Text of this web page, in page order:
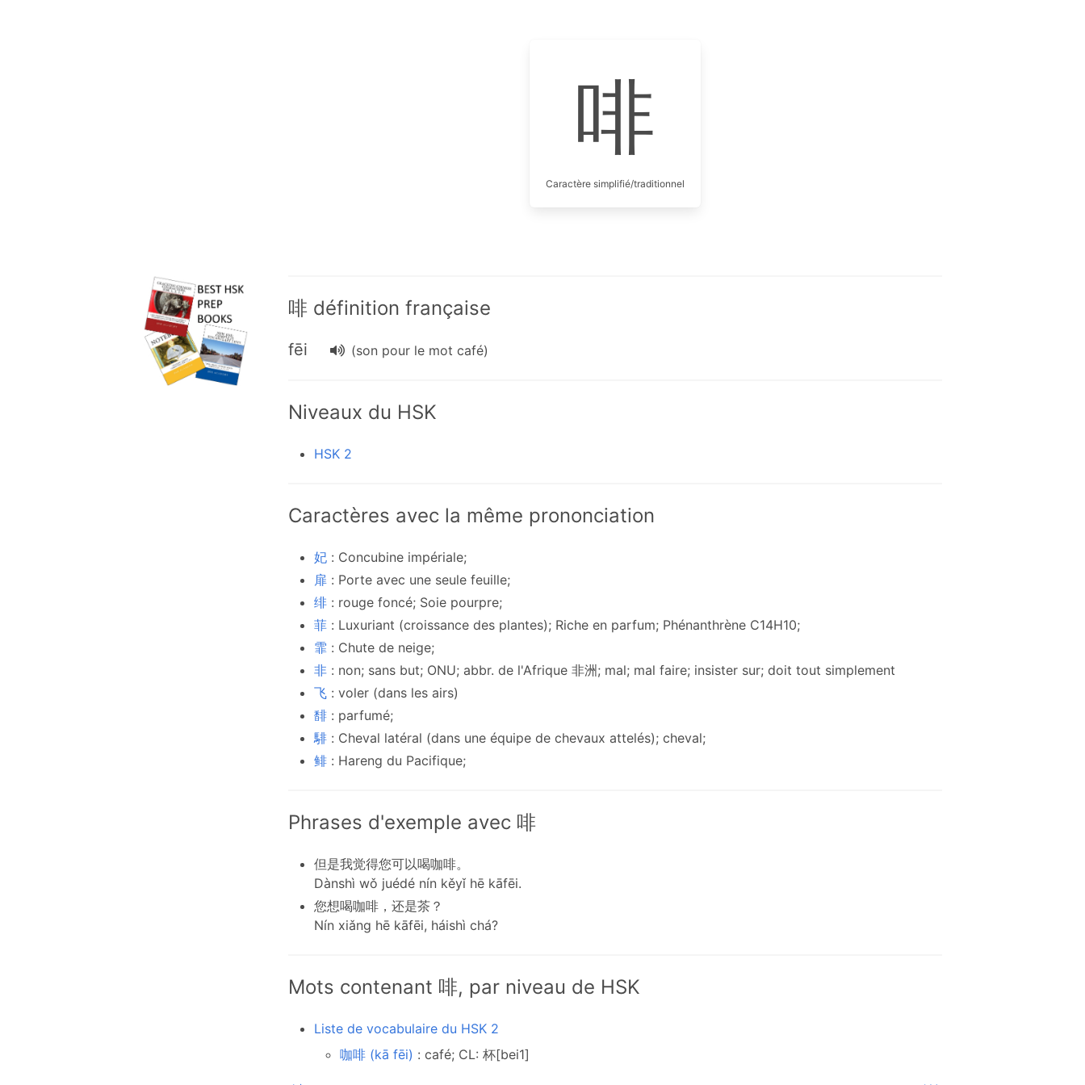
啡
Caractère simplifié/traditionnel
啡 définition française
fēi (son pour le mot café)
Niveaux du HSK
HSK 2
Caractères avec la même prononciation
妃 : Concubine impériale;
扉 : Porte avec une seule feuille;
绯 : rouge foncé; Soie pourpre;
菲 : Luxuriant (croissance des plantes); Riche en parfum; Phénanthrène C14H10;
霏 : Chute de neige;
非 : non; sans but; ONU; abbr. de l'Afrique 非洲; mal; mal faire; insister sur; doit tout simplement
飞 : voler (dans les airs)
馡 : parfumé;
騑 : Cheval latéral (dans une équipe de chevaux attelés); cheval;
鲱 : Hareng du Pacifique;
Phrases d'exemple avec 啡
但是我觉得您可以喝咖啡。
Dànshì wǒ juédé nín kěyǐ hē kāfēi.
您想喝咖啡，还是茶？
Nín xiǎng hē kāfēi, háishì chá?
Mots contenant 啡, par niveau de HSK
Liste de vocabulaire du HSK 2
咖啡 (kā fēi) : café; CL: 杯[bei1]